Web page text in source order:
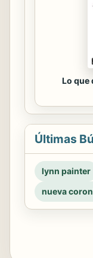
Lo que
Últimas
lynn painter
nueva